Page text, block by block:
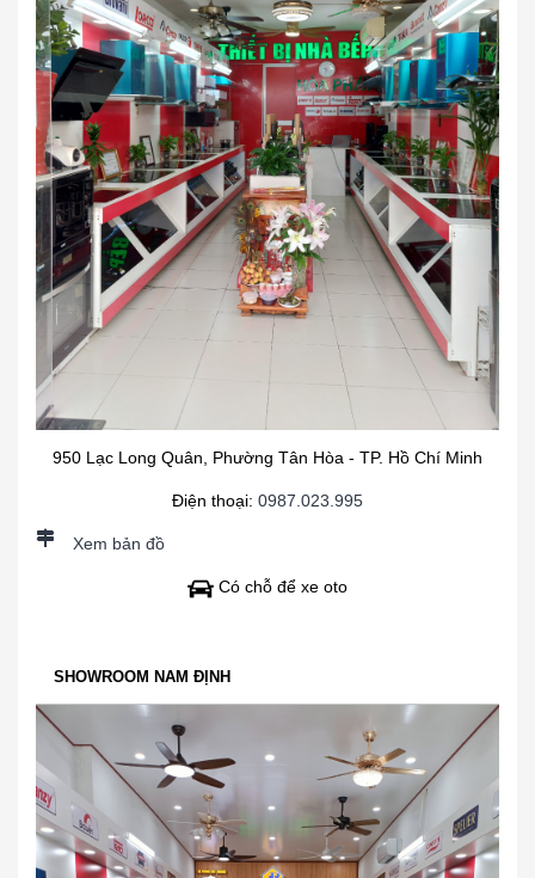
950 Lạc Long Quân, Phường Tân Hòa - TP. Hồ Chí Minh
Điện thoại: 0987.023.995
Xem bản đồ
Có chỗ để xe oto
SHOWROOM NAM ĐỊNH